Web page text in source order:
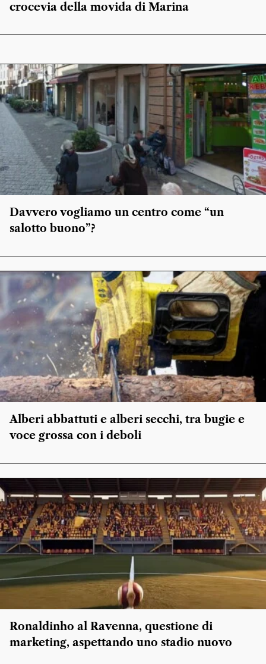
crocevia della movida di Marina
Davvero vogliamo un centro come “un
salotto buono”?
Alberi abbattuti e alberi secchi, tra bugie e
voce grossa con i deboli
Ronaldinho al Ravenna, questione di
marketing, aspettando uno stadio nuovo